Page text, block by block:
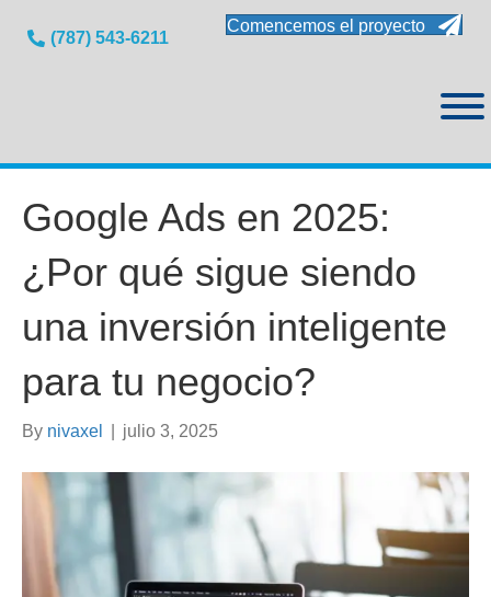
(787) 543-6211
Comencemos el proyecto
Google Ads en 2025:
¿Por qué sigue siendo
una inversión inteligente
para tu negocio?
By nivaxel julio 3, 2025